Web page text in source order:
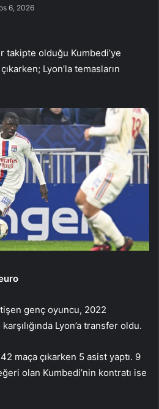
6, 2026
olduğu Kumbedi’ye
Lyon’la temasların
genç oyuncu, 2022
Lyon’a transfer oldu.
maça çıkarken 5 asist yaptı. 9
olan Kumbedi’nin kontratı ise